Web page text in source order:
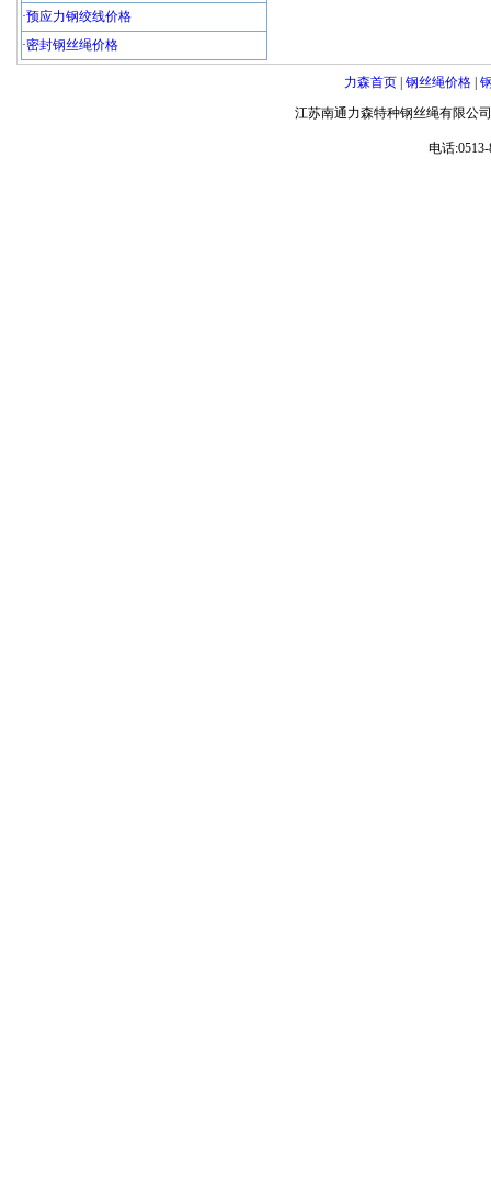
·预应力钢绞线价格
·密封钢丝绳价格
力森首页 钢丝绳价格
江苏南通力森特种钢丝绳有限公
电话:0513-